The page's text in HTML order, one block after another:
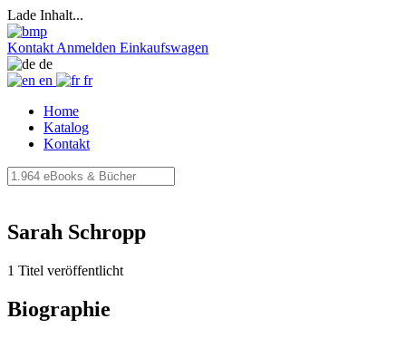
Lade Inhalt...
Kontakt Anmelden Einkaufswagen
de
en
fr
Home
Katalog
Kontakt
Sarah Schropp
1 Titel veröffentlicht
Biographie